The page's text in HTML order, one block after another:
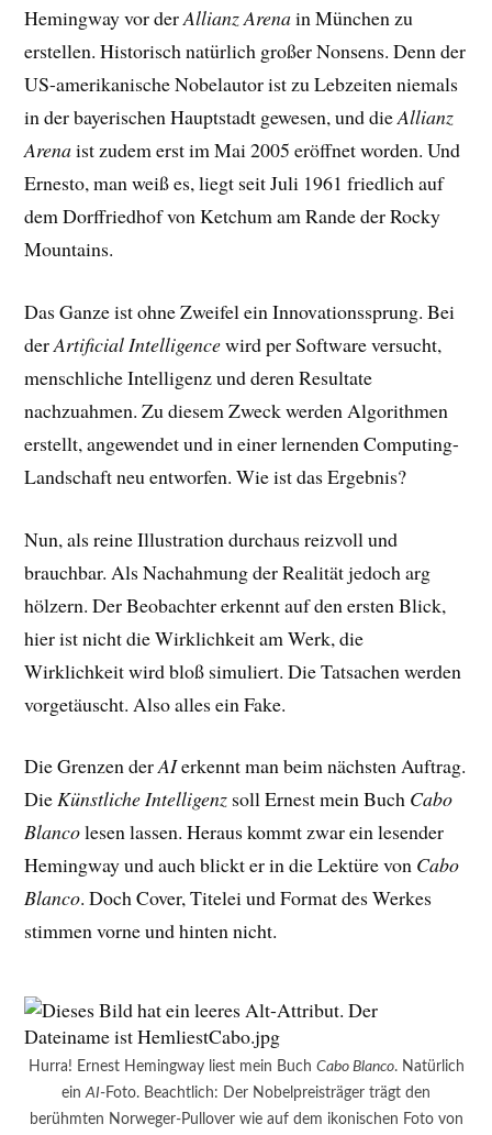
Hemingway vor derAllianz Arenain München zu
erstellen. Historisch natürlich großer Nonsens. Denn der
US-amerikanische Nobelautor ist zu Lebzeiten niemals
in der bayerischen Hauptstadt gewesen, und dieAllianz
Arenaist zudem erst im Mai 2005 eröffnet worden. Und
Ernesto, man weiß es, liegt seit Juli 1961 friedlich auf
dem Dorffriedhof von Ketchum am Rande der Rocky
Mountains.
Das Ganze ist ohne Zweifel ein Innovationssprung. Bei
derArtificial Intelligencewird per Software versucht,
menschliche Intelligenz und deren Resultate
nachzuahmen. Zu diesem Zweck werden Algorithmen
erstellt, angewendet und in einer lernenden Computing-
Landschaft neu entworfen. Wie ist das Ergebnis?
Nun, als reine Illustration durchaus reizvoll und
brauchbar. Als Nachahmung der Realität jedoch arg
hölzern. Der Beobachter erkennt auf den ersten Blick,
hier ist nicht die Wirklichkeit am Werk, die
Wirklichkeit wird bloß simuliert. Die Tatsachen werden
vorgetäuscht. Also alles ein Fake.
Die Grenzen derAIerkennt man beim nächsten Auftrag.
DieKünstliche Intelligenz soll Ernest mein Buch Cabo
Blancolesen lassen. Heraus kommt zwar ein lesender
Hemingway und auch blickt er in die Lektüre von Cabo
Blanco. Doch Cover, Titelei und Format des Werkes
stimmen vorne und hinten nicht.
Hurra! Ernest Hemingway liest mein Buch Cabo Blanco. Natürlich
ein AI-Foto. Beachtlich: Der Nobelpreisträger trägt den
berühmten Norweger-Pullover wie auf dem ikonischen Foto von